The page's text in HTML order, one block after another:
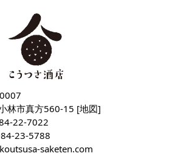
林市真方560-15 [地図]
22-7022
23-5788
koutsusa-saketen com